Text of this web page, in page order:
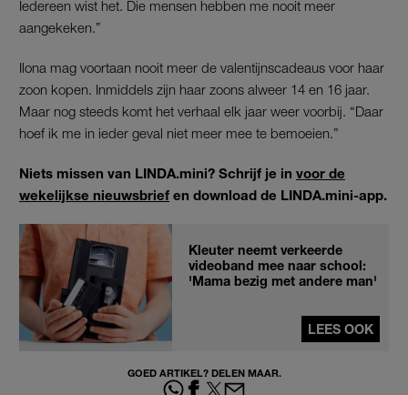
Iedereen wist het. Die mensen hebben me nooit meer
aangekeken.”
Ilona mag voortaan nooit meer de valentijnscadeaus voor haar
zoon kopen. Inmiddels zijn haar zoons alweer 14 en 16 jaar.
Maar nog steeds komt het verhaal elk jaar weer voorbij. “Daar
hoef ik me in ieder geval niet meer mee te bemoeien.”
Niets missen van LINDA.mini? Schrijf je in voor de
wekelijkse nieuwsbrief en download de LINDA.mini-app.
Kleuter neemt verkeerde
videoband mee naar school:
'Mama bezig met andere man'
LEES OOK
GOED ARTIKEL? DELEN MAAR.